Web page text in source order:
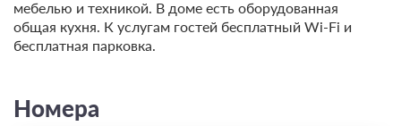
мебелью и техникой. В доме есть оборудованная
общая кухня. К услугам гостей бесплатный Wi-Fi и
бесплатная парковка.
Номера